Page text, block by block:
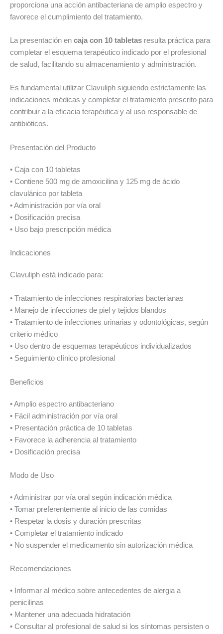
proporciona una acción antibacteriana de amplio espectro y
favorece el cumplimiento del tratamiento.
La presentación en caja con 10 tabletas resulta práctica para
completar el esquema terapéutico indicado por el profesional
de salud, facilitando su almacenamiento y administración.
Es fundamental utilizar Clavuliph siguiendo estrictamente las
indicaciones médicas y completar el tratamiento prescrito para
contribuir a la eficacia terapéutica y al uso responsable de
antibióticos.
Presentación del Producto
• Caja con 10 tabletas
• Contiene 500 mg de amoxicilina y 125 mg de ácido
clavulánico por tableta
• Administración por vía oral
• Dosificación precisa
• Uso bajo prescripción médica
Indicaciones
Clavuliph está indicado para:
• Tratamiento de infecciones respiratorias bacterianas
• Manejo de infecciones de piel y tejidos blandos
• Tratamiento de infecciones urinarias y odontológicas, según
criterio médico
• Uso dentro de esquemas terapéuticos individualizados
• Seguimiento clínico profesional
Beneficios
• Amplio espectro antibacteriano
• Fácil administración por vía oral
• Presentación práctica de 10 tabletas
• Favorece la adherencia al tratamiento
• Dosificación precisa
Modo de Uso
• Administrar por vía oral según indicación médica
• Tomar preferentemente al inicio de las comidas
• Respetar la dosis y duración prescritas
• Completar el tratamiento indicado
• No suspender el medicamento sin autorización médica
Recomendaciones
• Informar al médico sobre antecedentes de alergia a
penicilinas
• Mantener una adecuada hidratación
• Consultar al profesional de salud si los síntomas persisten o